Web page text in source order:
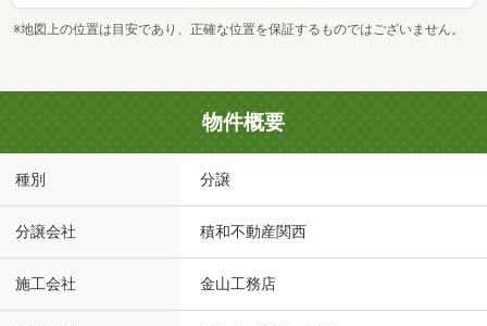
※地図上の位置は目安であり、正確な位置を保証するものではございません。
物件概要
種別 分譲
分譲会社 積和不動産関西
施工会社 金山工務店